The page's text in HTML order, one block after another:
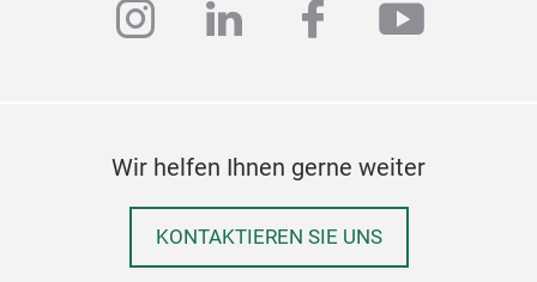
instagram
linkedinfacebook
Wir helfen Ihnen gerne weiter
KONTAKTIEREN SIE UNS